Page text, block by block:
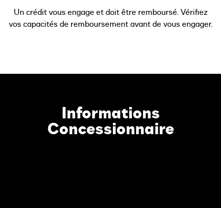
Un crédit vous engage et doit être remboursé. Vérifiez
vos capacités de remboursement avant de vous engager.
Informations
Concessionnaire